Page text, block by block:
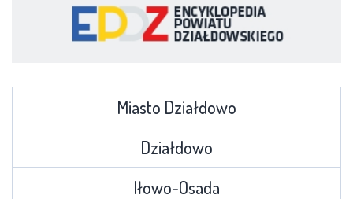
Miasto Działdowo
Działdowo
Iłowo-Osada